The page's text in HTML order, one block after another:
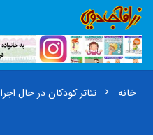
خانه chevron_right تئاتر کودکان در حال اجرا